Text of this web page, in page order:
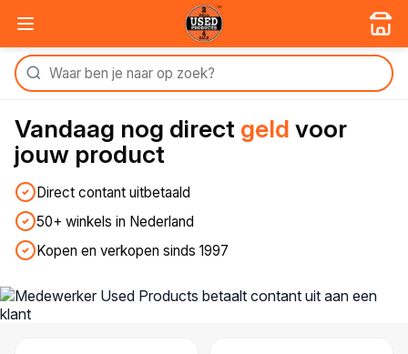
Vandaag nog direct geld voor
jouw product
Direct contant uitbetaald
50+ winkels in Nederland
Kopen en verkopen sinds 1997